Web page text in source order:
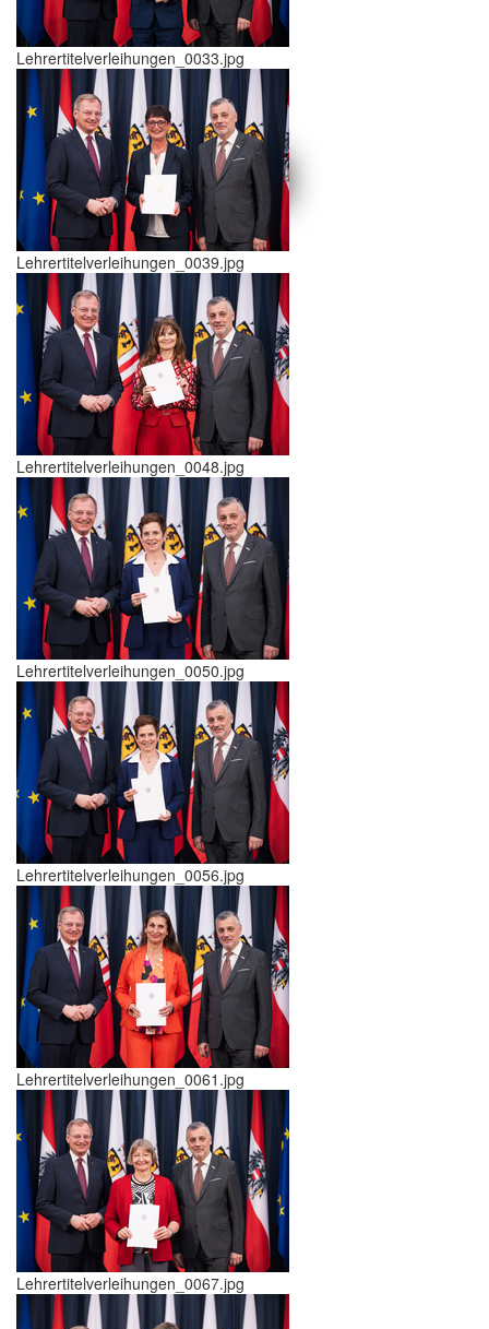
schließen X
<<
>>
Lehrertitelverleihungen_0033.jpg
Lehrertitelverleihungen_0039.jpg
Lehrertitelverleihungen_0048.jpg
Lehrertitelverleihungen_0050.jpg
Lehrertitelverleihungen_0056.jpg
Lehrertitelverleihungen_0061.jpg
Lehrertitelverleihungen_0067.jpg